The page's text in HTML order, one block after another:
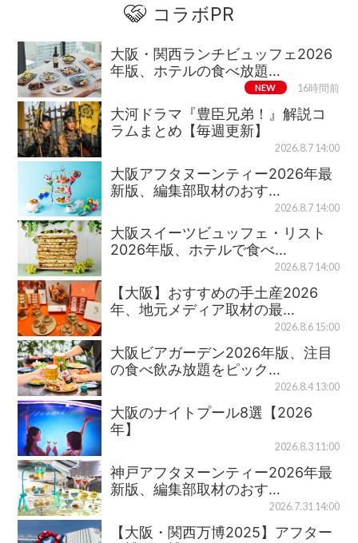
コラボPR
大阪・関西ランチビュッフェ2026
年版、ホテルの食べ放題…
NEW 16時間前
大河ドラマ『豊臣兄弟！』解説コ
ラムまとめ【毎週更新】
2026.8.7 14:00
大阪アフタヌーンティー2026年最
新版、編集部取材のおす…
2026.8.7 14:00
大阪スイーツビュッフェ・リスト
2026年版、ホテルで食べ…
2026.8.7 14:00
【大阪】おすすめの手土産2026
年、地元メディア取材の最…
2026.8.6 15:00
大阪ビアガーデン2026年版、注目
の食べ飲み放題をピック…
2026.8.4 13:00
大阪のナイトプール8選【2026
年】
2026.8.3 11:00
神戸アフタヌーンティー2026年最
新版、編集部取材のおす…
2026.7.31 14:00
【大阪・関西万博2025】アフター